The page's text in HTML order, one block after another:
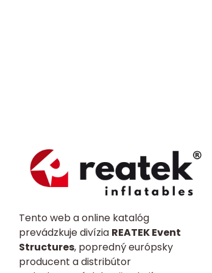
Tento web a online katalóg
prevádzkuje divízia REATEK Event
Structures, popredný európsky
producent a distribútor